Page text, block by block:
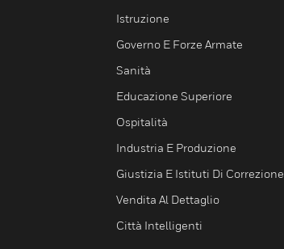
Istruzione
Governo E Forze Armate
Sanità
Educazione Superiore
Ospitalità
Industria E Produzione
Giustizia E Istituti Di Correzione
Vendita Al Dettaglio
Città Intelligenti